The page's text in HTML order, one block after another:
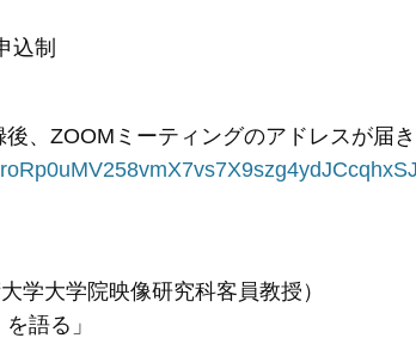
込制
、ZOOMミーティングのアドレスが届き
学大学院映像研究科客員教授）
語る」